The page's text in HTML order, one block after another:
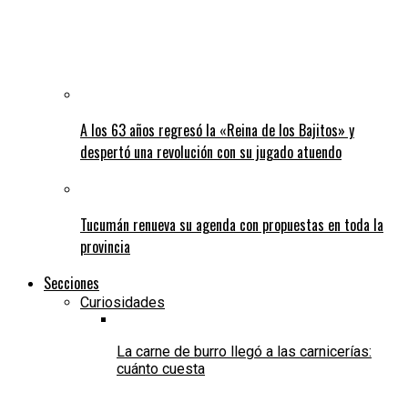
A los 63 años regresó la «Reina de los Bajitos» y
despertó una revolución con su jugado atuendo
Tucumán renueva su agenda con propuestas en toda la
provincia
Secciones
Curiosidades
La carne de burro llegó a las carnicerías:
cuánto cuesta